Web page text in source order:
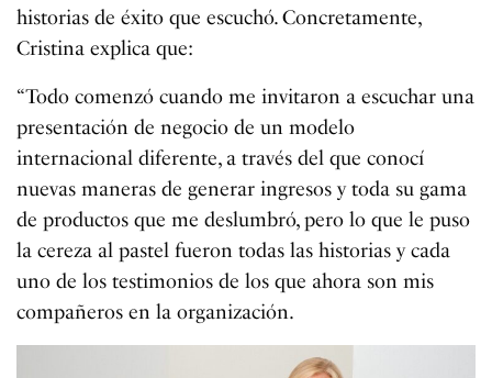
historias de éxito que escuchó. Concretamente,
Cristina explica que:
“Todo comenzó cuando me invitaron a escuchar una
presentación de negocio de un modelo
internacional diferente, a través del que conocí
nuevas maneras de generar ingresos y toda su gama
de productos que me deslumbró, pero lo que le puso
la cereza al pastel fueron todas las historias y cada
uno de los testimonios de los que ahora son mis
compañeros en la organización.